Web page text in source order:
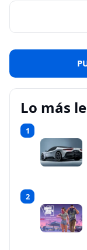
Lo más
1
2